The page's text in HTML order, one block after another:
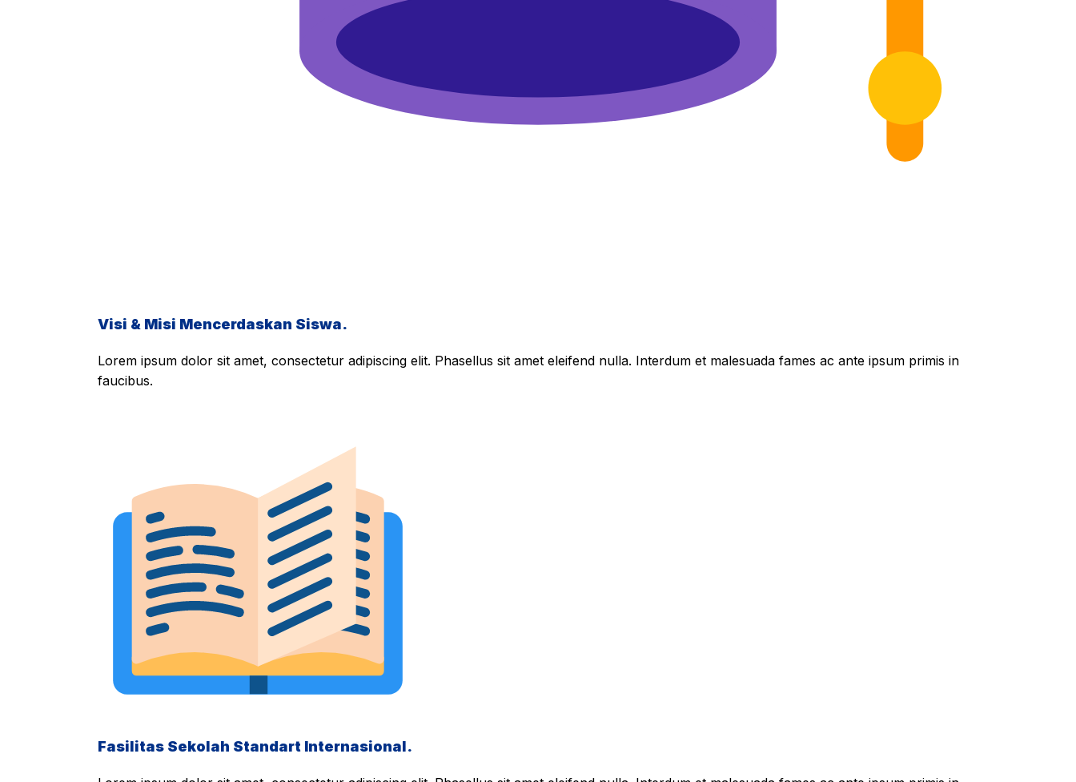
Visi & Misi Mencerdaskan Siswa.
Lorem ipsum dolor sit amet, consectetur adipiscing elit. Phasellus sit amet eleifend nulla. Interdum et malesuada fames ac ante ipsum primis in
faucibus.
Fasilitas Sekolah Standart Internasional.